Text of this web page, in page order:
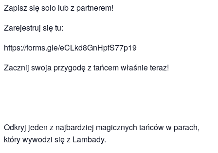
Zapisz się solo lub z partnerem!
Zarejestruj się tu:
https://forms.gle/eCLkd8GnHpfS77p19
Zacznij swoja przygodę z tańcem właśnie teraz!
Odkryj jeden z najbardziej magicznych tańców w parach,
który wywodzi się z Lambady.